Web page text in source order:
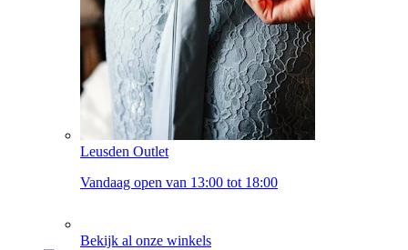
Leusden Outlet
Vandaag open van 13:00 tot 18:00
Bekijk al onze winkels